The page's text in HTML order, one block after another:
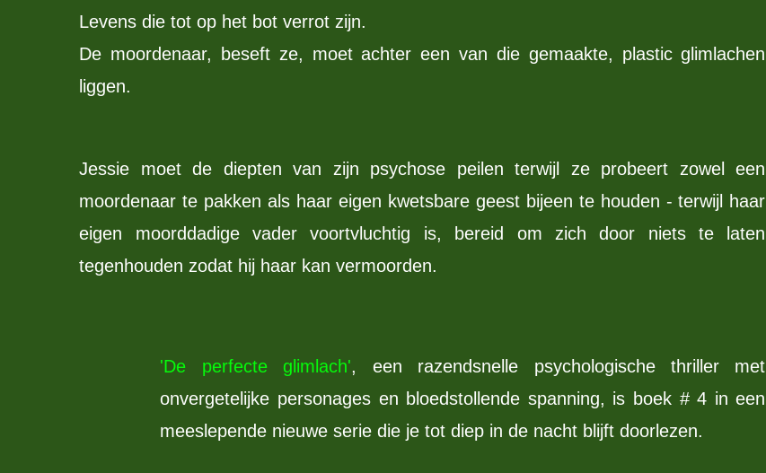
Levens die tot op het bot verrot zijn.
De moordenaar, beseft ze, moet achter een van die gemaakte, plastic glimlachen
liggen.
Jessie moet de diepten van zijn psychose peilen terwijl ze probeert zowel een
moordenaar te pakken als haar eigen kwetsbare geest bijeen te houden - terwijl haar
eigen moorddadige vader voortvluchtig is, bereid om zich door niets te laten
tegenhouden zodat hij haar kan vermoorden.
'De perfecte glimlach', een razendsnelle psychologische thriller met
onvergetelijke personages en bloedstollende spanning, is boek # 4 in een
meeslepende nieuwe serie die je tot diep in de nacht blijft doorlezen.